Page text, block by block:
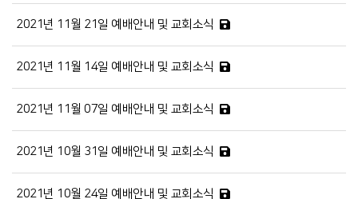
2021년 11월 21일 예배안내 및 교회소식
2021년 11월 14일 예배안내 및 교회소식
2021년 11월 07일 예배안내 및 교회소식
2021년 10월 31일 예배안내 및 교회소식
2021년 10월 24일 예배안내 및 교회소식